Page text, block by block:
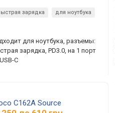
зарядка для ноутбука
для ноутбука, разъемы:
зарядка, PD3.0, на 1 порт
C
C162A Source